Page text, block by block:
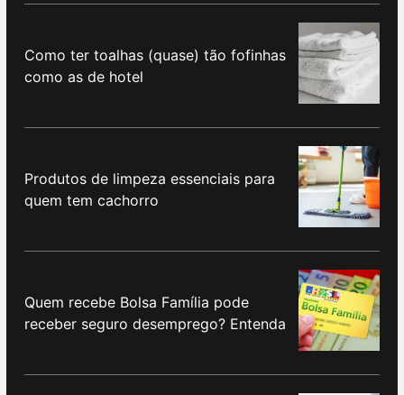
Como ter toalhas (quase) tão fofinhas
como as de hotel
Produtos de limpeza essenciais para
quem tem cachorro
Quem recebe Bolsa Família pode
receber seguro desemprego? Entenda